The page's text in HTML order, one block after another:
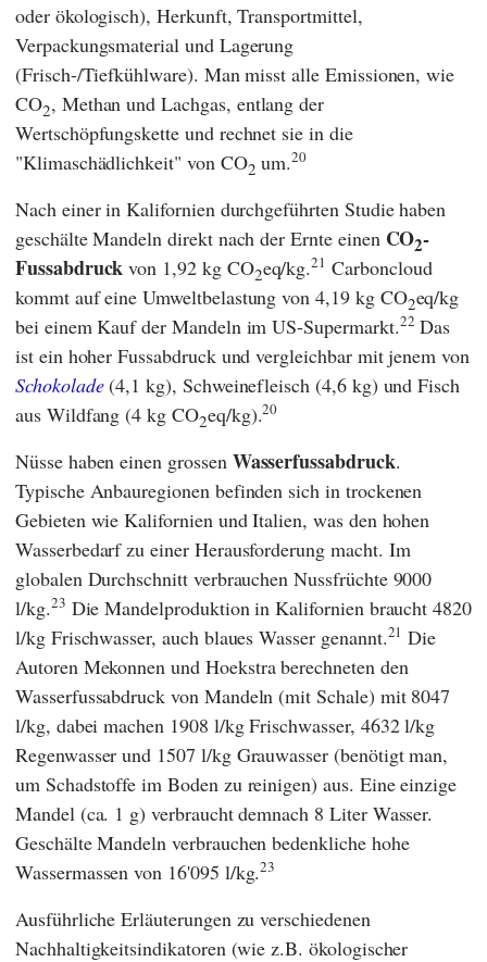
oder ökologisch), Herkunft, Transportmittel,
Verpackungsmaterial und Lagerung
(Frisch-/Tiefkühlware). Man misst alle Emissionen, wie
CO2, Methan und Lachgas, entlang der
Wertschöpfungskette und rechnet sie in die
"Klimaschädlichkeit" von CO2 um.20
Nach einer in Kalifornien durchgeführten Studie haben
geschälte Mandeln direkt nach der Ernte einen CO2-
Fussabdruck von 1,92 kg CO2eq/kg.21 Carboncloud
kommt auf eine Umweltbelastung von 4,19 kg CO2eq/kg
bei einem Kauf der Mandeln im US-Supermarkt.22 Das
ist ein hoher Fussabdruck und vergleichbar mit jenem von
Schokolade(4,1 kg), Schweinefleisch (4,6 kg) und Fisch
aus Wildfang (4 kg CO2eq/kg).20
Nüsse haben einen grossen Wasserfussabdruck.
Typische Anbauregionen befinden sich in trockenen
Gebieten wie Kalifornien und Italien, was den hohen
Wasserbedarf zu einer Herausforderung macht. Im
globalen Durchschnitt verbrauchen Nussfrüchte 9000
l/kg.23 Die Mandelproduktion in Kalifornien braucht 4820
l/kg Frischwasser, auch blaues Wasser genannt.21 Die
Autoren Mekonnenund Hoekstraberechneten den
Wasserfussabdruck von Mandeln (mit Schale) mit 8047
l/kg, dabei machen 1908 l/kg Frischwasser, 4632 l/kg
Regenwasser und 1507 l/kg Grauwasser (benötigt man,
um Schadstoffe im Boden zu reinigen) aus. Eine einzige
Mandel (ca. 1 g) verbraucht demnach 8 Liter Wasser.
Geschälte Mandeln verbrauchen bedenkliche hohe
Wassermassen von 16'095 l/kg.23
Ausführliche Erläuterungen zu verschiedenen
Nachhaltigkeitsindikatoren (wie z.B. ökologischer